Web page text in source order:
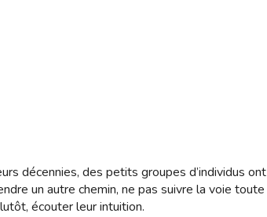
décennies, des petits groupes d’individus
un autre chemin, ne pas suivre la voie
écouter leur intuition.